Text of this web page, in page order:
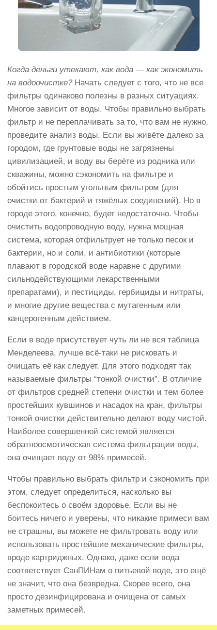
Когда деньги утекают, как вода — как экономить
на водоочистке?Начать следует с того, что не все
фильтры одинаково полезны в разных ситуациях.
Многое зависит от воды. Чтобы правильно выбрать
фильтр и не переплачивать за то, что вам не нужно,
проведите анализ воды. Если вы живёте далеко за
городом, где грунтовые воды не загрязнены
цивилизацией, и воду вы берёте из родника или
скважины, можно сэкономить на фильтре и
обойтись простым угольным фильтром (для
очистки от бактерий и тяжёлых соединений). Но в
городе этого, конечно, будет недостаточно. Чтобы
очистить водопроводную воду, нужна мощная
система, которая отфильтрует не только песок и
бактерии, но и соли, и антибиотики (которые
плавают в городской воде наравне с другими
сильнодействующими лекарственными
препаратами), и пестициды, гербициды и нитраты,
и многие другие вещества с мутагенным или
канцерогенным действием.
Если в воде присутствует чуть ли не вся таблица
Менделеева, лучше всё-таки не рисковать и
очищать её как следует. Для этого подходят так
называемые фильтры “тонкой очистки”. В отличие
от фильтров средней степени очистки и тем более
простейших кувшинов и насадок на кран, фильтры
тонкой очистки действительно делают воду чистой.
Наиболее совершенной системой является
обратноосмотическая система фильтрации воды,
она очищает воду от 98% примесей.
Чтобы правильно выбрать фильтр и сэкономить при
этом, следует определиться, насколько вы
беспокоитесь о своём здоровье. Если вы не
боитесь ничего и уверены, что никакие примеси вам
не страшны, вы можете не фильтровать воду или
использовать простейшие механические фильтры,
вроде картриджных. Однако, даже если вода
соответствует СанПИНам о питьевой воде, это ещё
не значит, что она безвредна. Скорее всего, она
просто дезинфицирована и очищена от самых
заметных примесей.